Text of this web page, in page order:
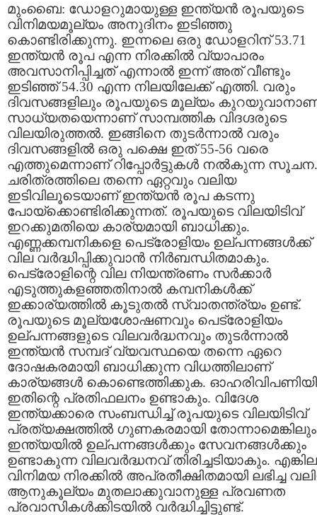
മുംബൈ: ഡോളറുമായുള്ള ഇന്ത്യന്‍ രൂപയുടെ
വിനിമയമൂല്യം അനുദിനം ഇടിഞ്ഞു
കൊണ്ടിരിക്കുന്നു. ഇന്നലെ ഒരു ഡോളറിന് 53.71
ഇന്ത്യന്‍ രൂപ എന്ന നിരക്കില്‍ വ്യാപാരം
അവസാനിപ്പിച്ചത് എന്നാല്‍ ഇന്ന് അത് വീണ്ടും
ഇടിഞ്ഞ് 54.30 എന്ന നിലയിലേക്ക് എത്തി. വരും
ദിവസങ്ങളിലും രൂപയുടെ മൂല്യം
സാധ്യതയെന്നാണ് സാമ്പത്തിക വിദഗ്ദരുടെ
വിലയിരുത്തല്‍. ഇങ്ങിനെ തുടര്‍ന്നാല്‍ വരും
ദിവസങ്ങളില്‍ ഒരു പക്ഷെ ഇത് 55-56 വരെ
എത്തുമെന്നാണ്‌ റിപ്പോര്‍ട്ടുകള്‍ നല്‍കുന്ന സൂചന.
ചരിത്രത്തിലെ തന്നെ ഏറ്റവും വലിയ
ഇടിവിലൂടെയാണ് ഇന്ത്യന്‍ രൂപ കടന്നു
പോയ്ക്കൊണ്ടിരിക്കുന്നത്. രൂപയുടെ വിലയിടിവ്
ഇറക്കുമതിയെ കാര്യമായി ബാധിക്കും.
എണ്ണക്കമ്പനികളെ പെട്രോളിയം ഉല്പന്നങ്ങള്‍ക്ക്
വില വര്‍ദ്ധിപ്പിക്കുവാന്‍ നിര്‍ബന്ധിതമാകും.
പെട്രോളിന്റെ വില നിയന്ത്രണം സര്‍ക്കാര്‍
എടുത്തുകളഞ്ഞതിനാല്‍ കമ്പനികള്‍ക്ക്
ഇക്കാര്യത്തില്‍ കൂടുതല്‍ സ്വാതന്ത്ര്യം ഉണ്ട്.
രൂപയുടെ മൂല്യശോഷണവും പെട്രോളിയം
ഉല്പന്നങ്ങളുടെ വിലവര്‍ദ്ധനവും തുടര്‍ന്നാല്‍
ഇന്ത്യന്‍ സമ്പദ് വ്യവസ്ഥയെ തന്നെ ഏറെ
ദോഷകരമായി ബാധിക്കുന്ന വിധത്തിലാണ്
കാര്യങ്ങള്‍ കൊണ്ടെത്തിക്കുക.
ഇതിന്റെ പ്രതിഫലനം ഉണ്ടാകും. വിദേശ
ഇന്ത്യക്കാരെ സംബന്ധിച്ച് രൂപയുടെ വിലയിടിവ്
പ്രത്യക്ഷത്തില്‍ ഗുണകരമായി തോന്നാമെങ്കിലും
ഇന്ത്യയില്‍ ഉല്പന്നങ്ങള്‍ക്കും സേവനങ്ങള്‍ക്കും
ഉണ്ടാകുന്ന വിലവര്‍ദ്ധനവ് തിരിച്ചടിയാകും.
വിനിമയ നിരക്കില്‍ അപ്രതീക്ഷിതമായി ലഭിച്ച
ആനുകൂല്യം മുതലാക്കുവാനുള്ള പ്രവണത
പ്രവാസികള്‍ക്കിടയില്‍ വര്‍ദ്ധിച്ചിട്ടുണ്ട്.